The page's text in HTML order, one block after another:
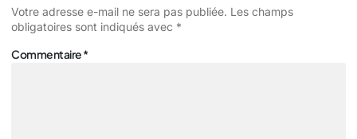
Votre adresse e-mail ne sera pas publiée. Les champs
obligatoires sont indiqués avec *
Commentaire*